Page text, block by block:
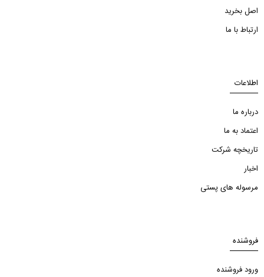
اصل بخرید
ارتباط با ما
اطلاعات
درباره ما
اعتماد به ما
تاریخچه شرکت
اخبار
مرسوله های پستی
فروشنده
ورود فروشنده